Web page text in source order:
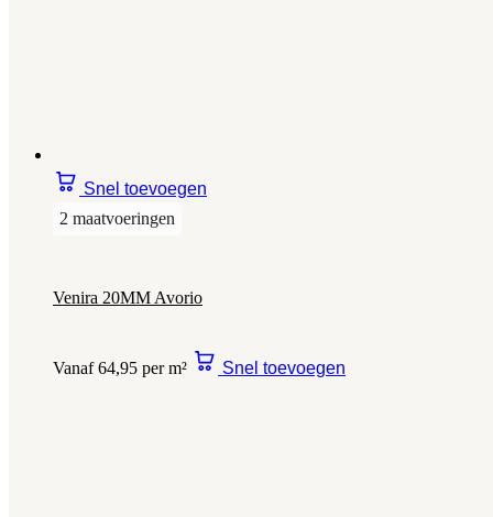
Snel toevoegen
2 maatvoeringen
Venira 20MM Avorio
Vanaf 64,95 per m² Snel toevoegen